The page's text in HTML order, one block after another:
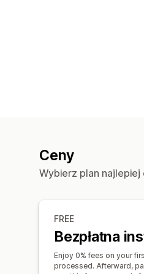
Ceny
Wybierz plan
FREE
Bezpłatna
Enjoy 0% fees on your
processed. Afterward,